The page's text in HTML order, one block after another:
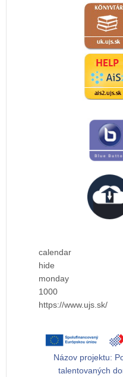
calendar
hide
monday
1000
https://www.ujs.sk/
Názov projektu:
talentovaných